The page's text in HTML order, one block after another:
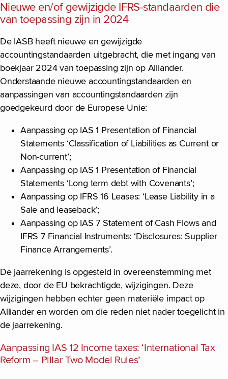
Nieuwe en/of gewijzigde IFRS-standaarden die
van toepassing zijn in 2024
De IASB heeft nieuwe en gewijzigde
accountingstandaarden uitgebracht, die met ingang van
boekjaar 2024 van toepassing zijn op Alliander.
Onderstaande nieuwe accountingstandaarden en
aanpassingen van accountingstandaarden zijn
goedgekeurd door de Europese Unie:
Aanpassing op IAS 1 Presentation of Financial
Statements ‘Classification of Liabilities as Current or
Non-current’;
Aanpassing op IAS 1 Presentation of Financial
Statements ‘Long term debt with Covenants’;
Aanpassing op IFRS 16 Leases: ‘Lease Liability in a
Sale and leaseback’;
Aanpassing op IAS 7 Statement of Cash Flows and
IFRS 7 Financial Instruments: ‘Disclosures: Supplier
Finance Arrangements’.
De jaarrekening is opgesteld in overeenstemming met
deze, door de EU bekrachtigde, wijzigingen. Deze
wijzigingen hebben echter geen materiële impact op
Alliander en worden om die reden niet nader toegelicht in
de jaarrekening.
Aanpassing IAS 12 Income taxes: ‘International Tax
Reform – Pillar Two Model Rules’